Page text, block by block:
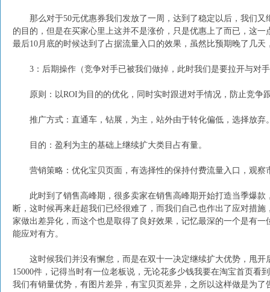
那么对于50元优惠券我们发放了一周，达到了稳定以后，我们又
的目的，但是在买家心里上这并不是涨价，只是优惠上了而已，这
最后10月底的时候达到了占据流量入口的效果，虽然比预期晚了几天
3：后期操作（竞争对手已被我们做掉，此时我们是要拉开与对
原则：以ROI为目的的优化，同时实时跟进对手情况，防止竞争
推广方式：直通车，钻展，为主，站外由于转化偏低，选择放弃
目的：盈利为主的基础上继续扩大类目占有量。
营销策略：优化宝贝页面，有选择性的保持付费流量入口，观察
此时到了销售高峰期，很多卖家在销售高峰期开始打造当季爆款
断，这时候再来赶超我们已经很难了，而我们自己也作出了应对措
家做出差异化，而这个也是取得了良好效果，记忆最深的一个是有
能应对有方。
这时候我们并没有懈怠，而是在双十一决定继续扩大优势，甩开
15000件，记得当时有一位老板说，无论花多少钱我要在淘宝首页
我们有销量优势，有图片差异，有宝贝页差异，之所以这样做是为